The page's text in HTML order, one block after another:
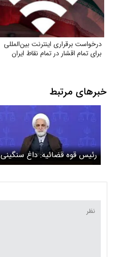
درخواست برقراری اینترنت بین‌المللی
برای تمام اقشار در تمام نقاط ایران
خبرهای مرتبط
رئیس قوه قضائیه: داغ سنگینی
بر دل همه هست که فراموش